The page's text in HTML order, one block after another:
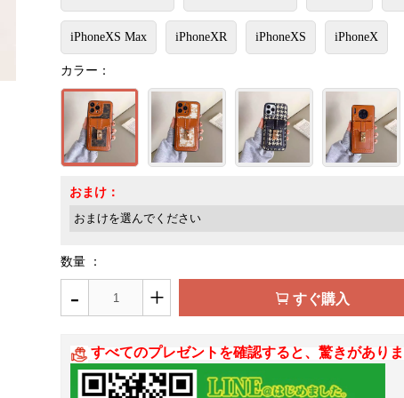
iPhoneXS Max iPhoneXR iPhoneXS iPhoneX
カラー：
おまけ：
数量 ：
- + すぐ購入
すべてのプレゼントを確認すると、驚きがあり